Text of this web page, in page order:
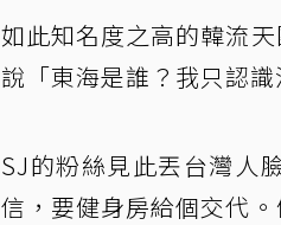
如此知名度之高的韓流
說「東海是誰？我只認
SJ的粉絲見此丟台灣人
信，要健身房給個交代